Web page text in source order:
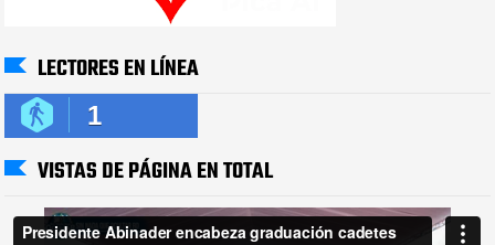
LECTORES EN LÍNEA
1
VISTAS DE PÁGINA EN TOTAL